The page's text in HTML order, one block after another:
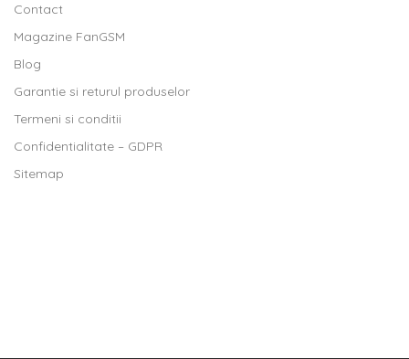
Contact
Magazine FanGSM
Blog
Garantie si returul produselor
Termeni si conditii
Confidentialitate – GDPR
Sitemap